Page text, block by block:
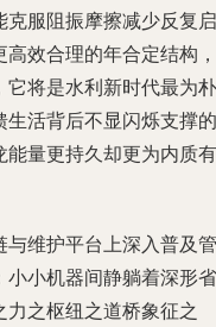
服阻振摩擦减少反复启
效合理的年合定结构，
将是水利新时代最为朴
活背后不显闪烁支撑的
量更持久却更为内质有
维护平台上深入普及管
小机器间静躺着深形省
之枢纽之道桥象征之